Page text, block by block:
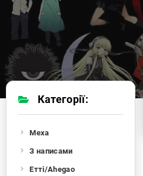
Категорії:
Меха
З написами
Етті/Ahegao